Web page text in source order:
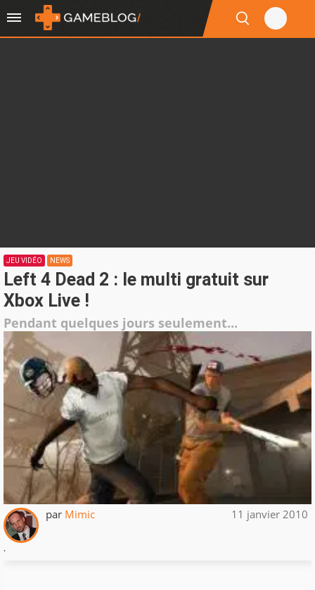
JEU VIDÉO NEWS
Left 4 Dead 2 : le multi gratuit sur
Xbox Live !
Pendant quelques jours seulement...
par Mimic 11 janvier 2010
.